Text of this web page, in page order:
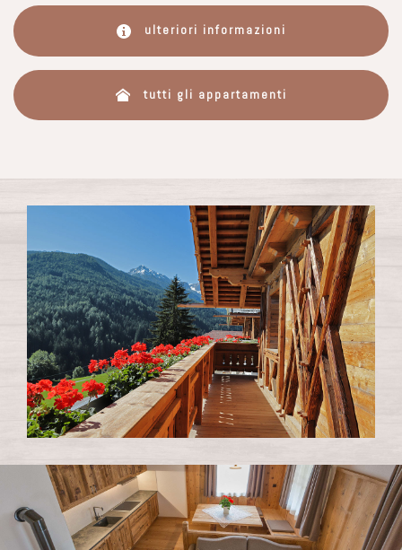
ulteriori informazioni
tutti gli appartamenti